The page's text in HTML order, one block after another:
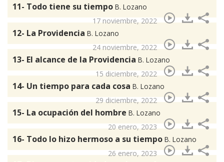
11- Todo tiene su tiempo B. Lozano
17 noviembre, 2022
12- La Providencia B. Lozano
24 noviembre, 2022
13- El alcance de la Providencia B. Lozano
15 diciembre, 2022
14- Un tiempo para cada cosa B. Lozano
29 diciembre, 2022
15- La ocupación del hombre B. Lozano
20 enero, 2023
16- Todo lo hizo hermoso a su tiempo B. Lozano
26 enero, 2023